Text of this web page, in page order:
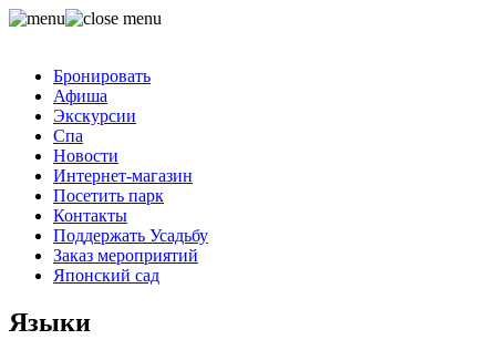
Бронировать
Афиша
Экскурсии
Спа
Новости
Интернет-магазин
Посетить парк
Контакты
Поддержать Усадьбу
Заказ мероприятий
Японский сад
Языки